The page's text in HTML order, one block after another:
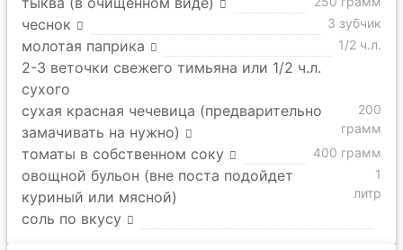
чеснок 3 зубчик
молотая паприка 1/2 ч.л.
2-3 веточки свежего тимьяна или 1/2 ч.л.
сухого
сухая красная чечевица (предварительно
замачивать на нужно)
200
грамм
томаты в собственном соку 400 грамм
овощной бульон (вне поста подойдет
куриный или мясной)
1
литр
соль по вкусу